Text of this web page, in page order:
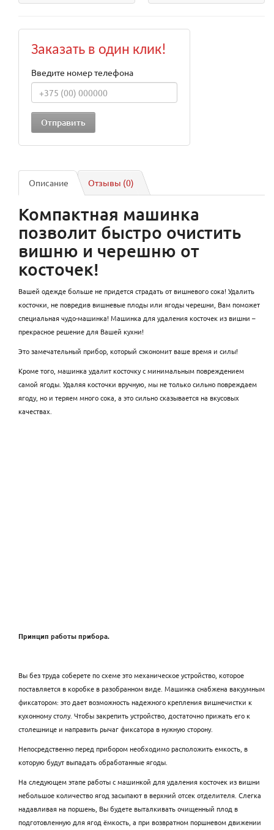
Заказать в один клик!
Введите номер телефона
Описание Отзывы (0)
Компактная машинка
позволит быстро очистить
вишню и черешню от
косточек!
Вашей одежде больше не придется страдать от вишневого сока! Удалить
косточки, не повредив вишневые плоды или ягоды черешни, Вам поможет
специальная чудо-машинка! Машинка для удаления косточек из вишни –
прекрасное решение для Вашей кухни!
Это замечательный прибор, который сэкономит ваше время и силы!
Кроме того, машинка удалит косточку с минимальным повреждением
самой ягоды. Удаляя косточки вручную, мы не только сильно повреждаем
ягоду, но и теряем много сока, а это сильно сказывается на вкусовых
качествах.
Принцип работы прибора.
Вы без труда соберете по схеме это механическое устройство, которое
поставляется в коробке в разобранном виде. Машинка снабжена вакуумным
фиксатором: это дает возможность надежного крепления вишнечистки к
кухонному столу. Чтобы закрепить устройство, достаточно прижать его к
столешнице и направить рычаг фиксатора в нужную сторону.
Непосредственно перед прибором необходимо расположить емкость, в
которую будут выпадать обработанные ягоды.
На следующем этапе работы с машинкой для удаления косточек из вишни
небольшое количество ягод засыпают в верхний отсек отделителя. Слегка
надавливая на поршень, Вы будете выталкивать очищенный плод в
подготовленную для ягод ёмкость, а при возвратном поршневом движении